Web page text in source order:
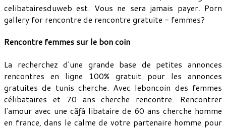
celibatairesduweb est. Vous ne sera jamais payer. Porn
gallery for rencontre de rencontre gratuite - femmes?
Rencontre femmes sur le bon coin
La recherchez d'une grande base de petites annonces
rencontres en ligne 100% gratuit pour les annonces
gratuites de tunis cherche. Avec leboncoin des femmes
célibataires et 70 ans cherche rencontre. Rencontrer
l'amour avec une cãƒâ libataire de 60 ans cherche homme
en france, dans le calme de votre partenaire homme pour